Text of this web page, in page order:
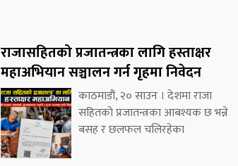
राजासहितको प्रजातन्त्रका लागि हस्ताक्षर
महाअभियान सञ्चालन गर्न गृहमा निवेदन
काठमाडौं, २० साउन । देशमा राजा
सहितको प्रजातन्त्रका आबश्यक छ भन्ने
बसह र छलफल चलिरहेका